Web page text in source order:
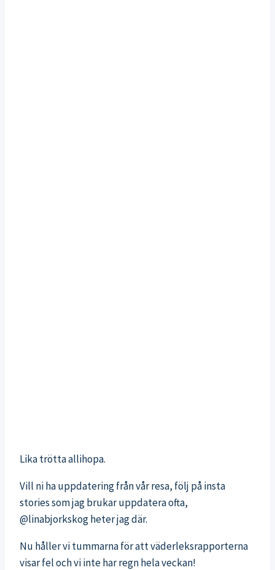
Lika trötta allihopa.
Vill ni ha uppdatering från vår resa, följ på insta
stories som jag brukar uppdatera ofta,
@linabjorkskog heter jag där.
Nu håller vi tummarna för att väderleksrapporterna
visar fel och vi inte har regn hela veckan!